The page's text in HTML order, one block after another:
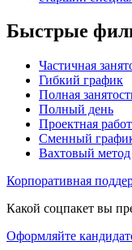
Быстрые
Частичная
Гибкий график
Полная
Полный день
Проектная
Сменный
Вахтовый метод
Корпоративная
Какой соцпакет вы
Оформляйте